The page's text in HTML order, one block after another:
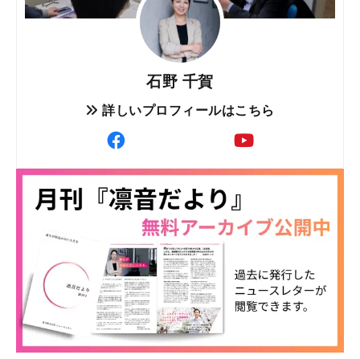
石野 千賀
詳しいプロフィールはこちら